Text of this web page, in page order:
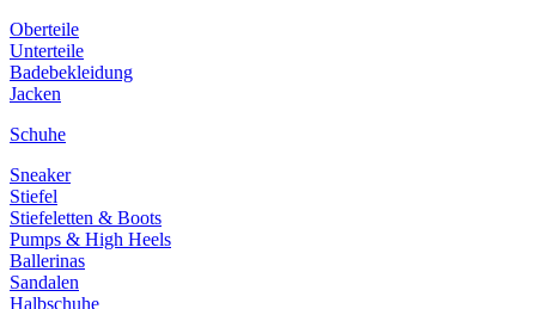
Oberteile
Unterteile
Badebekleidung
Jacken
Schuhe
Sneaker
Stiefel
Stiefeletten & Boots
Pumps & High Heels
Ballerinas
Sandalen
Halbschuhe